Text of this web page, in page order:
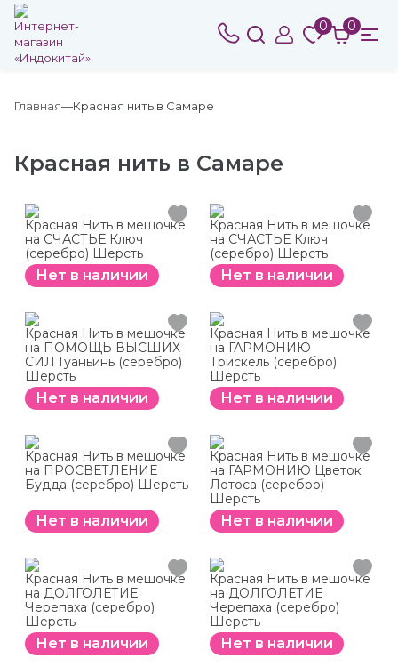
0 0
Главная Красная нить в Самаре
Красная нить в Самаре
Красная Нить в мешочке
на СЧАСТЬЕ Ключ
(серебро) Шерсть
Нет в наличии
Красная Нить в мешочке
на СЧАСТЬЕ Ключ
(серебро) Шерсть
Нет в наличии
Красная Нить в мешочке
на ПОМОЩЬ ВЫСШИХ
СИЛ Гуаньинь (серебро)
Шерсть
Нет в наличии
Красная Нить в мешочке
на ГАРМОНИЮ
Трискель (серебро)
Шерсть
Нет в наличии
Красная Нить в мешочке
на ПРОСВЕТЛЕНИЕ
Будда (серебро) Шерсть
Нет в наличии
Красная Нить в мешочке
на ГАРМОНИЮ Цветок
Лотоса (серебро)
Шерсть
Нет в наличии
Красная Нить в мешочке
на ДОЛГОЛЕТИЕ
Черепаха (серебро)
Шерсть
Нет в наличии
Красная Нить в мешочке
на ДОЛГОЛЕТИЕ
Черепаха (серебро)
Шерсть
Нет в наличии